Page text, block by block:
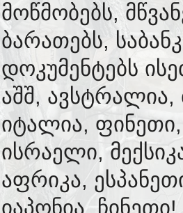
მოწმობებს,
ბარათებს,
დოკუმენტებს
აშშ,
იტალია,
ისრაელი,
აფრიკა,
იაპონია,